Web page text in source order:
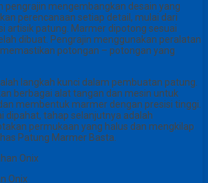
pengrajin mengembangkan desain yang
perencanaan setiap detail, mulai dari
artisik patung. Marmer dipotong sesuai
dibuat. Pengrajin menggunakan peralatan
potongan – potongan yang
langkah kunci dalam pembuatan patung.
berbagai alat tangan dan mesin untuk
membentuk marmer dengan presisi tinggi.
dipahat, tahap selanjutnya adalah
permukaan yang halus dan mengkilap
Patung Marmer Basta.
Onix